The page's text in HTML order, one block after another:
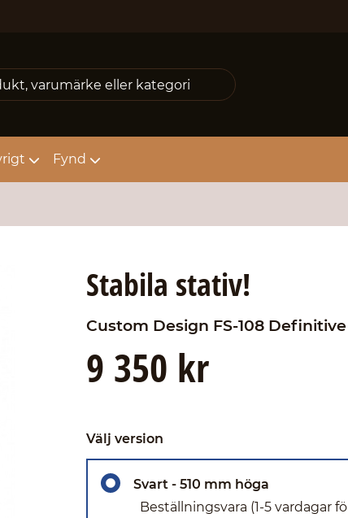
Fynd
Stabila stativ!
Custom Design FS-108 Definitive
9 350 kr
Välj version
Svart - 510 mm höga
Beställningsvara (1-5 vardagar